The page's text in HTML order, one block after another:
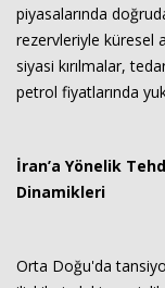
piyasalarında
rezervleriyle küresel
siyasi kırılmalar,
petrol fiyatlarında
İran’a Yönelik
Dinamikleri
Orta Doğu'da